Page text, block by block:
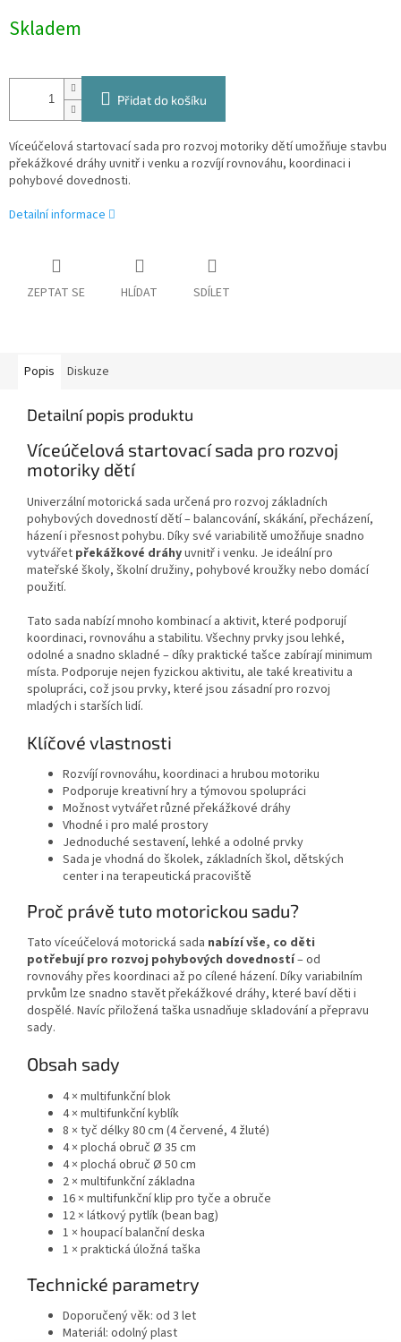
cena:
Skladem
Přidat do košíku
Víceúčelová startovací sada pro rozvoj motoriky dětí umožňuje stavbu
překážkové dráhy uvnitř i venku a rozvíjí rovnováhu, koordinaci i
pohybové dovednosti.
Detailní informace
ZEPTAT SE HLÍDAT SDÍLET
Popis Diskuze
Detailní popis produktu
Víceúčelová startovací sada pro rozvoj
motoriky dětí
Univerzální motorická sada určená pro rozvoj základních
pohybových dovedností dětí – balancování, skákání, přecházení,
házení i přesnost pohybu. Díky své variabilitě umožňuje snadno
vytvářet překážkové dráhyuvnitř i venku. Je ideální pro
mateřské školy, školní družiny, pohybové kroužky nebo domácí
použití.
Tato sada nabízí mnoho kombinací a aktivit, které podporují
koordinaci, rovnováhu a stabilitu. Všechny prvky jsou lehké,
odolné a snadno skladné – díky praktické tašce zabírají minimum
místa. Podporuje nejen fyzickou aktivitu, ale také kreativitu a
spolupráci, což jsou prvky, které jsou zásadní pro rozvoj
mladých i starších lidí.
Klíčové vlastnosti
Rozvíjí rovnováhu, koordinaci a hrubou motoriku
Podporuje kreativní hry a týmovou spolupráci
Možnost vytvářet různé překážkové dráhy
Vhodné i pro malé prostory
Jednoduché sestavení, lehké a odolné prvky
Sada je vhodná do školek, základních škol, dětských
center i na terapeutická pracoviště
Proč právě tuto motorickou sadu?
Tato víceúčelová motorická sada nabízí vše, co děti
potřebují pro rozvoj pohybových dovedností– od
rovnováhy přes koordinaci až po cílené házení. Díky variabilním
prvkům lze snadno stavět překážkové dráhy, které baví děti i
dospělé. Navíc přiložená taška usnadňuje skladování a přepravu
sady.
Obsah sady
4 × multifunkční blok
4 × multifunkční kyblík
8 × tyč délky 80 cm (4 červené, 4 žluté)
4 × plochá obruč Ø 35 cm
4 × plochá obruč Ø 50 cm
2 × multifunkční základna
16 × multifunkční klip pro tyče a obruče
12 × látkový pytlík (bean bag)
1 × houpací balanční deska
1 × praktická úložná taška
Technické parametry
Doporučený věk: od 3 let
Materiál: odolný plast